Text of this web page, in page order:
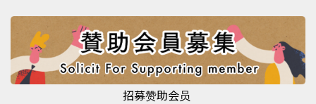
招募赞助会员